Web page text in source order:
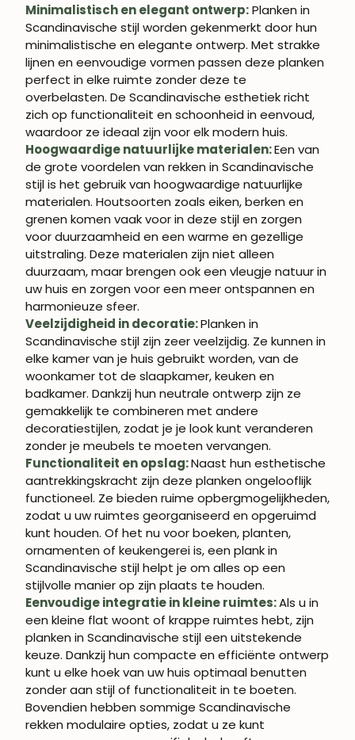
Minimalistisch en elegant ontwerp:Planken in
Scandinavische stijl worden gekenmerkt door hun
minimalistische en elegante ontwerp. Met strakke
lijnen en eenvoudige vormen passen deze planken
perfect in elke ruimte zonder deze te
overbelasten. De Scandinavische esthetiek richt
zich op functionaliteit en schoonheid in eenvoud,
waardoor ze ideaal zijn voor elk modern huis.
Hoogwaardige natuurlijke materialen:Een van
de grote voordelen van rekken in Scandinavische
stijl is het gebruik van hoogwaardige natuurlijke
materialen. Houtsoorten zoals eiken, berken en
grenen komen vaak voor in deze stijl en zorgen
voor duurzaamheid en een warme en gezellige
uitstraling. Deze materialen zijn niet alleen
duurzaam, maar brengen ook een vleugje natuur in
uw huis en zorgen voor een meer ontspannen en
harmonieuze sfeer.
Veelzijdigheid in decoratie:Planken in
Scandinavische stijl zijn zeer veelzijdig. Ze kunnen in
elke kamer van je huis gebruikt worden, van de
woonkamer tot de slaapkamer, keuken en
badkamer. Dankzij hun neutrale ontwerp zijn ze
gemakkelijk te combineren met andere
decoratiestijlen, zodat je je look kunt veranderen
zonder je meubels te moeten vervangen.
Functionaliteit en opslag:Naast hun esthetische
aantrekkingskracht zijn deze planken ongelooflijk
functioneel. Ze bieden ruime opbergmogelijkheden,
zodat u uw ruimtes georganiseerd en opgeruimd
kunt houden. Of het nu voor boeken, planten,
ornamenten of keukengerei is, een plank in
Scandinavische stijl helpt je om alles op een
stijlvolle manier op zijn plaats te houden.
Eenvoudige integratie in kleine ruimtes:Als u in
een kleine flat woont of krappe ruimtes hebt, zijn
planken in Scandinavische stijl een uitstekende
keuze. Dankzij hun compacte en efficiënte ontwerp
kunt u elke hoek van uw huis optimaal benutten
zonder aan stijl of functionaliteit in te boeten.
Bovendien hebben sommige Scandinavische
rekken modulaire opties, zodat u ze kunt
WORD LID VAN